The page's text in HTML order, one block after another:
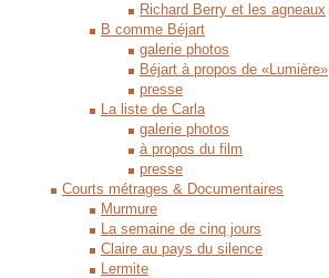
Richard Berry et les agneaux
B comme Béjart
galerie photos
Béjart à propos de «Lumière»
presse
La liste de Carla
galerie photos
à propos du film
presse
Courts métrages & Documentaires
Murmure
La semaine de cinq jours
Claire au pays du silence
Lermite